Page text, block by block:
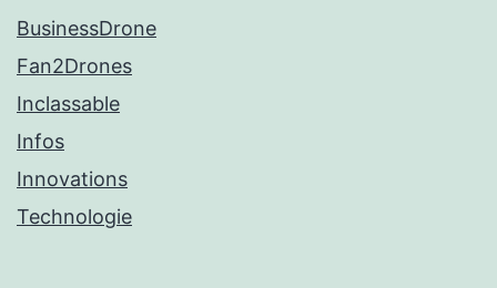
BusinessDrone
Fan2Drones
Inclassable
Infos
Innovations
Technologie